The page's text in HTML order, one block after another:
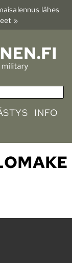
lähes
»
INFO